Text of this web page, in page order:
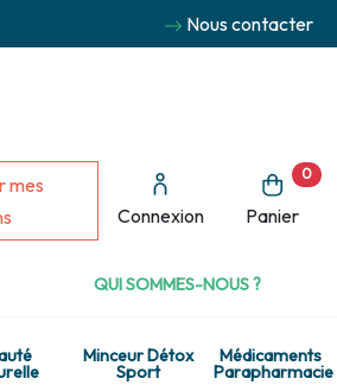
Nous contacter
mes
Connexion Panier
0
QUI SOMMES-NOUS ?
Minceur Détox
Sport
Médicaments
Parapharmacie